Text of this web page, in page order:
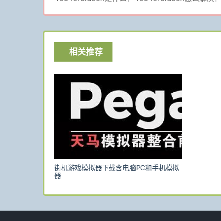
相关推荐
街机游戏模拟器下载含电脑PC和手机模拟
器